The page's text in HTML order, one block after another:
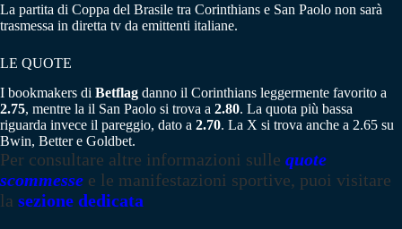
La partita di Coppa del Brasile tra Corinthians e San Paolo non sarà
trasmessa in diretta tv da emittenti italiane.
LE QUOTE
I bookmakers di Betflag danno il Corinthians leggermente favorito a
2.75, mentre la il San Paolo si trova a 2.80. La quota più bassa
riguarda invece il pareggio, dato a 2.70. La X si trova anche a 2.65 su
Bwin, Better e Goldbet.
Per consultare altre informazioni sulle quote
scommesse e le manifestazioni sportive, puoi visitare
la sezione dedicata